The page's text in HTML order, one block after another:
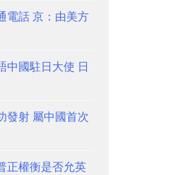
電話 京：由美方
中國駐日大使 日
發射 屬中國首次
正權衡是否允英